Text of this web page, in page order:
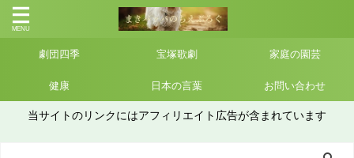
劇団四季 宝塚歌劇 家庭の園芸
健康 日本の言葉 お問い合わせ
当サイトのリンクにはアフィリエイト広告が含まれています